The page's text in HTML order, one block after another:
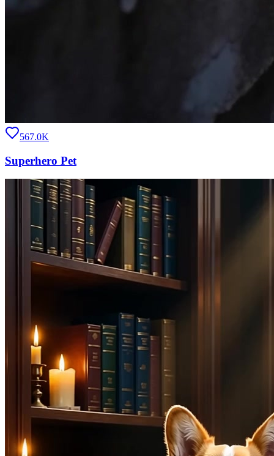
567.0K
Superhero Pet